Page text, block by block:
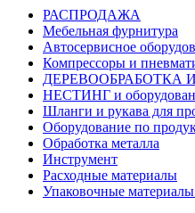
РАСПРОДАЖА
Мебельная фурнитура
Автосервисное
Компрессоры и
ДЕРЕВООБРАБОТКА
НЕСТИНГ и
Шланги и рукава для
Оборудование по
Обработка металла
Инструмент
Расходные материалы
Упаковочные